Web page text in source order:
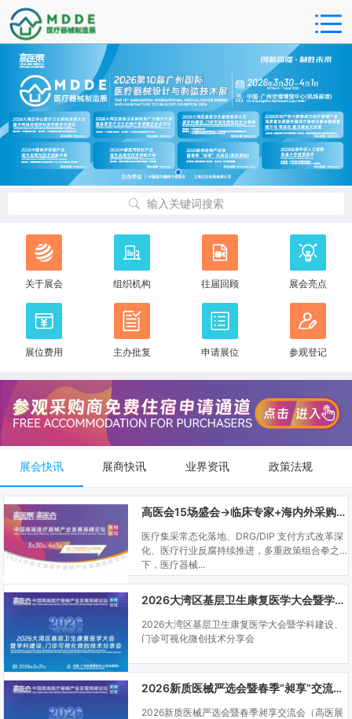
输入关键词搜索
关于展会 组织机构 往届回顾 展会亮点
展位费用 主办批复 申请展位 参观登记
展会快讯 展商快讯 业界资讯 政策法规
高医会15场盛会→临床专家+海内外采购商双向对接
医疗集采常态化落地、DRG/DIP 支付方式改革深
化、医疗行业反腐持续推进，多重政策组合拳之
下，医疗器械...
2026大湾区基层卫生康复医学大会暨学科建设、门诊可视化微创技术分享会
2026大湾区基层卫生康复医学大会暨学科建设、
门诊可视化微创技术分享会
2026新质医械严选会暨春季“昶享”交流会（高医展站）
2026新质医械严选会暨春季昶享交流会（高医展